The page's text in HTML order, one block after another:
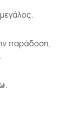
παράδοση,
.